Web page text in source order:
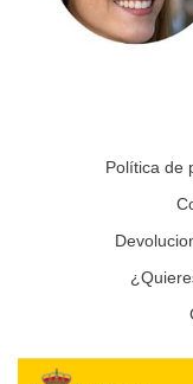
Política de